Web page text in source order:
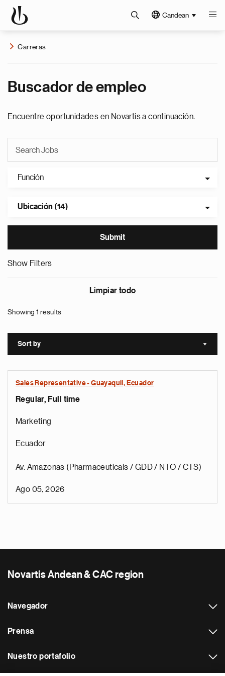
Candean
Carreras
Buscador de empleo
Encuentre oportunidades en Novartis a continuación.
Función
Ubicación (14)
Show Filters
Limpiar todo
Showing 1 results
Sort by Sort
Sales Representative - Guayaquil, Ecuador
Regular, Full time
Marketing
Ecuador
Av. Amazonas (Pharmaceuticals / GDD / NTO / CTS)
Ago 05, 2026
Novartis Andean & CAC region
Navegador
Prensa
Nuestro portafolio